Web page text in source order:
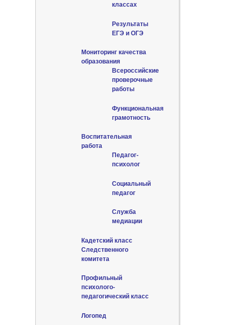
классах
Результаты
ЕГЭ и ОГЭ
Мониторинг качества
образования
Всероссийские
проверочные
работы
Функциональная
грамотность
Воспитательная
работа
Педагог-
психолог
Социальный
педагог
Служба
медиации
Кадетский класс
Следственного
комитета
Профильный
психолого-
педагогический класс
Логопед